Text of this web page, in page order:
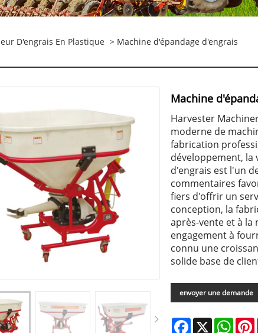
D'engrais En Plastique > Machine d'épandage d'engrais
Machine
Harvester
moderne de
fabrication
développement, la
d'engrais est l'un
commentaires
fiers d'offrir un
conception, la
après-vente et à la
engagement à
connu une
solide base de
envoyer une demande
Facebook
X